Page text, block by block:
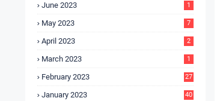
June 2023 1
May 2023 7
April 2023 2
March 2023 1
February 2023 27
January 2023 40